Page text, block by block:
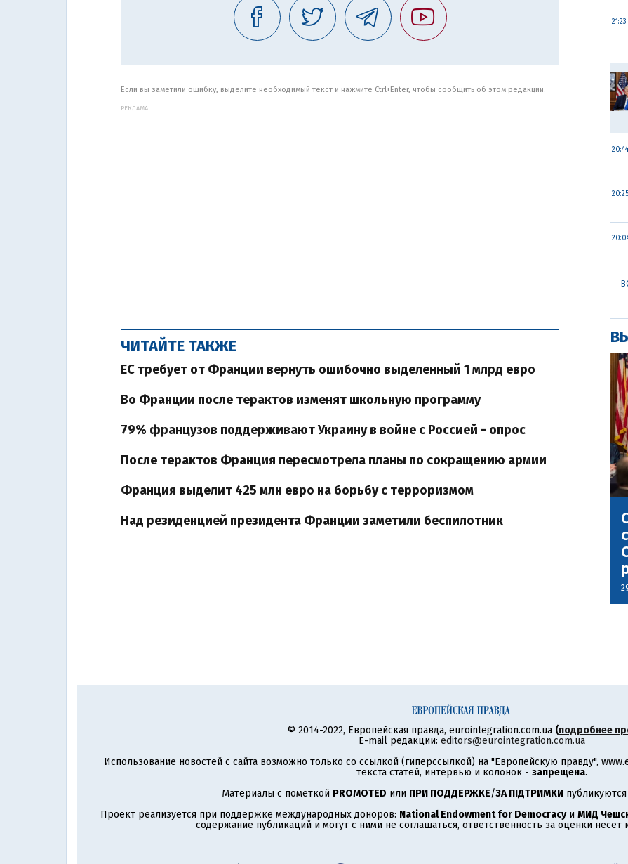
Если вы заметили ошибку, выделите необходимый текст и нажмите Ctrl+Enter, чтобы сообщить об этом редакции.
РЕКЛАМА:
ЧИТАЙТЕ ТАКЖЕ
ЕС требует от Франции вернуть ошибочно выделенный 1 млрд евро
Во Франции после терактов изменят школьную программу
79% французов поддерживают Украину в войне с Россией - опрос
После терактов Франция пересмотрела планы по сокращению армии
Франция выделит 425 млн евро на борьбу с терроризмом
Над резиденцией президента Франции заметили беспилотник
21:23
20:44
20:25
© 2014-2022, Европейская правда, eurointegration.com.ua (подробнее
E-mail редакции: editors@eurointegration.com.ua
Использование новостей с сайта возможно только со ссылкой (гиперссылкой) на "Европейскую правду",
текста статей, интервью и колонок - запрещена.
Материалы с пометкой PROMOTED или ПРИ ПОДДЕРЖКЕ/ЗА ПІДТРИМКИ
Проект реализуется при поддержке международных доноров: National Endowment for Democracyи МИД
содержание публикаций и могут с ними не соглашаться, ответственность за оценки